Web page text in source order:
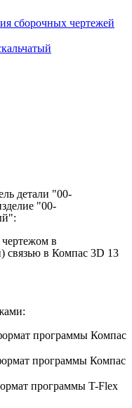
сборочных чертежей
детали "00-
"00-
в
связью в Компас 3D 13
программы Компас
программы Компас
программы T-Flex